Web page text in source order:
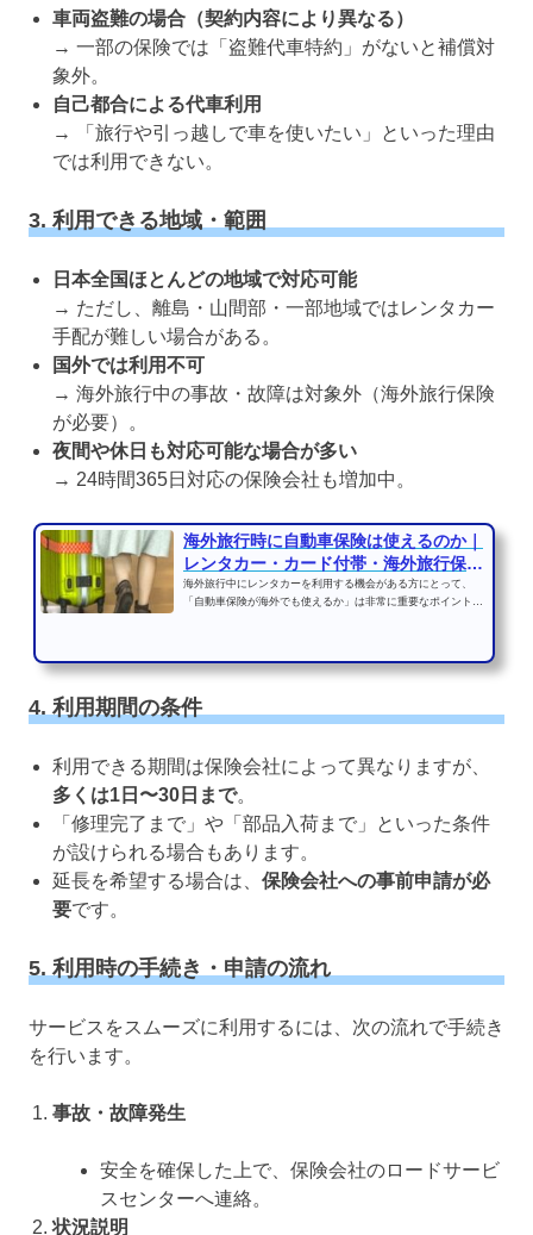
車両盗難の場合（契約内容により異なる）
→ 一部の保険では「盗難代車特約」がないと補償対
象外。
自己都合による代車利用
→ 「旅行や引っ越しで車を使いたい」といった理由
では利用できない。
3. 利用できる地域・範囲
日本全国ほとんどの地域で対応可能
→ ただし、離島・山間部・一部地域ではレンタカー
手配が難しい場合がある。
国外では利用不可
→ 海外旅行中の事故・故障は対象外（海外旅行保険
が必要）。
夜間や休日も対応可能な場合が多い
→ 24時間365日対応の保険会社も増加中。
海外旅行時に自動車保険は使えるのか｜
レンタカー・カード付帯・海外旅行保険
の選び方
海外旅行中にレンタカーを利用する機会がある方にとって、
「自動車保険が海外でも使えるか」は非常に重要なポイントで
4. 利用期間の条件
利用できる期間は保険会社によって異なりますが、
多くは1日〜30日まで。
「修理完了まで」や「部品入荷まで」といった条件
が設けられる場合もあります。
延長を希望する場合は、 保険会社への事前申請が必
要です。
5. 利用時の手続き・申請の流れ
サービスをスムーズに利用するには、次の流れで手続き
を行います。
事故・故障発生
安全を確保した上で、保険会社のロードサービ
スセンターへ連絡。
状況説明